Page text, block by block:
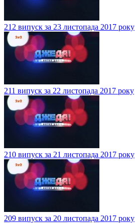
212 випуск за 23 листопада 2017 року
211 випуск за 22 листопада 2017 року
210 випуск за 21 листопада 2017 року
209 випуск за 20 листопада 2017 року